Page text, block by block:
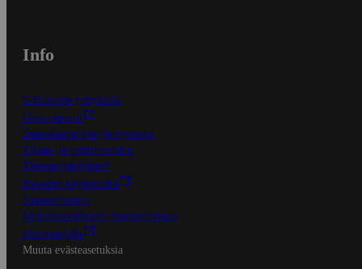
Info
S-Business yrityksille
Oiva-raportit
Osuuskauppojen yhteystiedot
Tilaus- ja toimitusehdot
Tietosuojakäytäntö
Palvelun käyttöehdot
Saavutettavuus
Mobiilisovelluksen saavutettavuus
Mainostajalle
Muuta evästeasetuksia